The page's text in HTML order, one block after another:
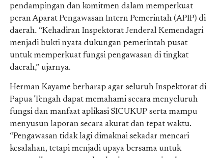
pendampingan dan komitmen dalam memperkuat
peran Aparat Pengawasan Intern Pemerintah (APIP) di
daerah. “Kehadiran Inspektorat Jenderal Kemendagri
menjadi bukti nyata dukungan pemerintah pusat
untuk memperkuat fungsi pengawasan di tingkat
daerah,” ujarnya.
Herman Kayame berharap agar seluruh Inspektorat di
Papua Tengah dapat memahami secara menyeluruh
fungsi dan manfaat aplikasi SICUKUP serta mampu
menyusun laporan secara akurat dan tepat waktu.
“Pengawasan tidak lagi dimaknai sekadar mencari
kesalahan, tetapi menjadi upaya bersama untuk